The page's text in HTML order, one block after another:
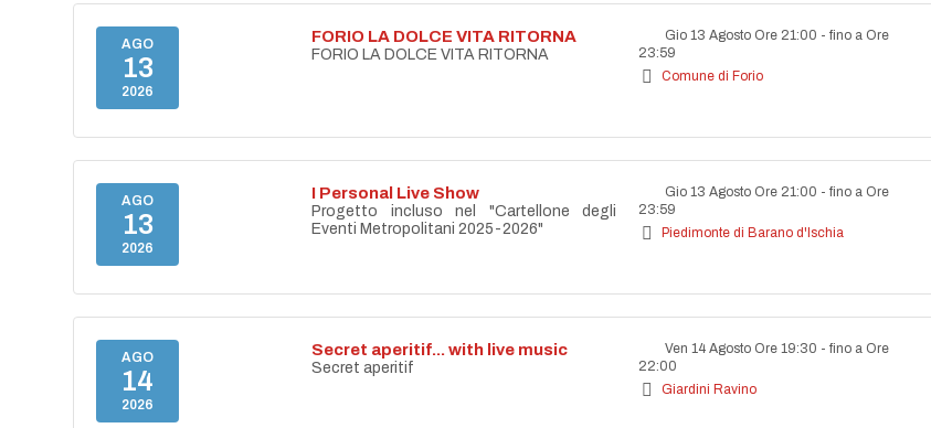
AGO
13
2026
FORIO LA DOLCE VITA RITORNA
FORIO LA DOLCE VITA RITORNA
Gio 13 Agosto Ore 21:00 - fino a Ore
23:59
Comune di Forio
AGO
13
2026
I Personal Live Show
Progetto incluso nel "Cartellone degli
Eventi Metropolitani 2025-2026"
Gio 13 Agosto Ore 21:00 - fino a Ore
23:59
Piedimonte di Barano d'Ischia
AGO
14
2026
Secret aperitif... with live music
Secret aperitif
Ven 14 Agosto Ore 19:30 - fino a Ore
22:00
Giardini Ravino